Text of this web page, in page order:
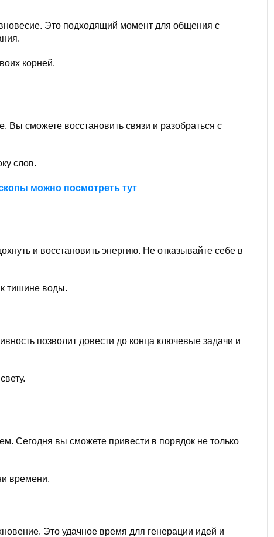
Это подходящий момент для общения с
корней.
сможете восстановить связи и разобраться с
слов.
можно посмотреть тут
и восстановить энергию. Не отказывайте себе в
тишине воды.
позволит довести до конца ключевые задачи и
Сегодня вы сможете привести в порядок не только
времени.
Это удачное время для генерации идей и